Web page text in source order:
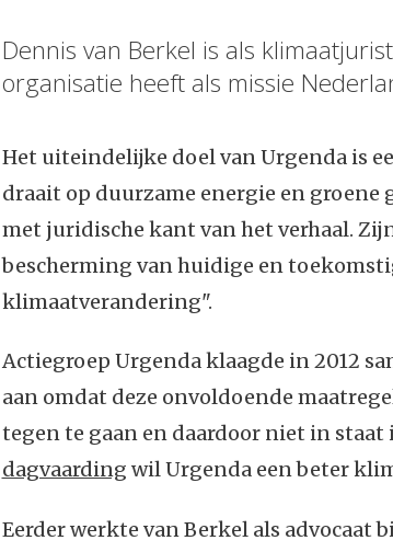
Dennis van Berkel is als
organisatie heeft als missie
Het uiteindelijke doel van Urgenda is
draait op duurzame energie en
met juridische kant van het verhaal.
bescherming van huidige en
klimaatverandering".
Actiegroep Urgenda klaagde in 2012
aan omdat deze onvoldoende
tegen te gaan en daardoor niet in staat
dagvaarding wil Urgenda een beter
Eerder werkte van Berkel als advocaat